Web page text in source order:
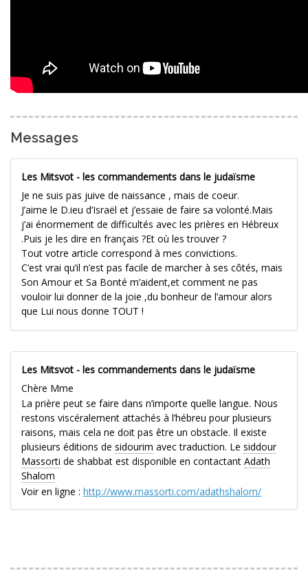
Messages
Les Mitsvot - les commandements dans le judaïsme
Je ne suis pas juive de naissance , mais de coeur.
J’aime le D.ieu d’Israël et j’essaie de faire sa volonté.Mais
j’ai énormement de difficultés avec les prières en Hébreux
.Puis je les dire en français ?Et où les trouver ?
Tout votre article correspond à mes convictions.
C’est vrai qu’il n’est pas facile de marcher à ses côtés, mais
Son Amour et Sa Bonté m’aident,et comment ne pas
vouloir lui donner de la joie ,du bonheur de l’amour alors
que Lui nous donne TOUT !
Les Mitsvot - les commandements dans le judaïsme
Chère Mme
La prière peut se faire dans n’importe quelle langue. Nous
restons viscéralement attachés à l’hébreu pour plusieurs
raisons, mais cela ne doit pas être un obstacle. Il existe
plusieurs éditions de sidourim avec traduction. Le siddour
Massorti de shabbat est disponible en contactant Adath
Shalom
Voir en ligne : http://www.massorti.com/adathshalom/